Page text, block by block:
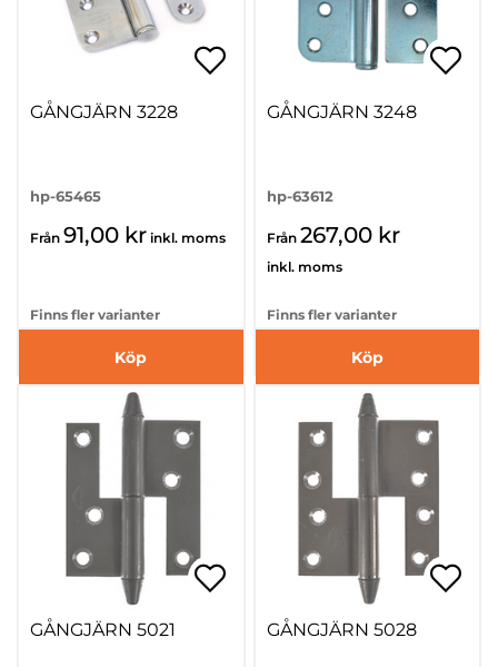
GÅNGJÄRN 3228
hp-65465
Från 91,00 kr inkl. moms
Finns fler varianter
Köp
GÅNGJÄRN 3248
hp-63612
Från 267,00 kr
inkl. moms
Finns fler varianter
Köp
GÅNGJÄRN 5021 GÅNGJÄRN 5028